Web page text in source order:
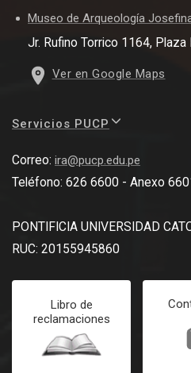
Museo de Arqueología
Jr. Rufino Torrico 1164, Plaza
Ver en Google Maps
Servicios PUCP
Correo: ira@pucp.edu.pe
Teléfono: 626 6600 - Anexo
PONTIFICIA UNIVERSIDAD
RUC: 20155945860
Libro de
reclamaciones